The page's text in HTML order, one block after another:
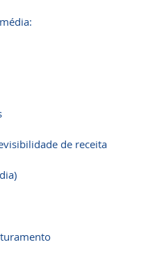
de receita